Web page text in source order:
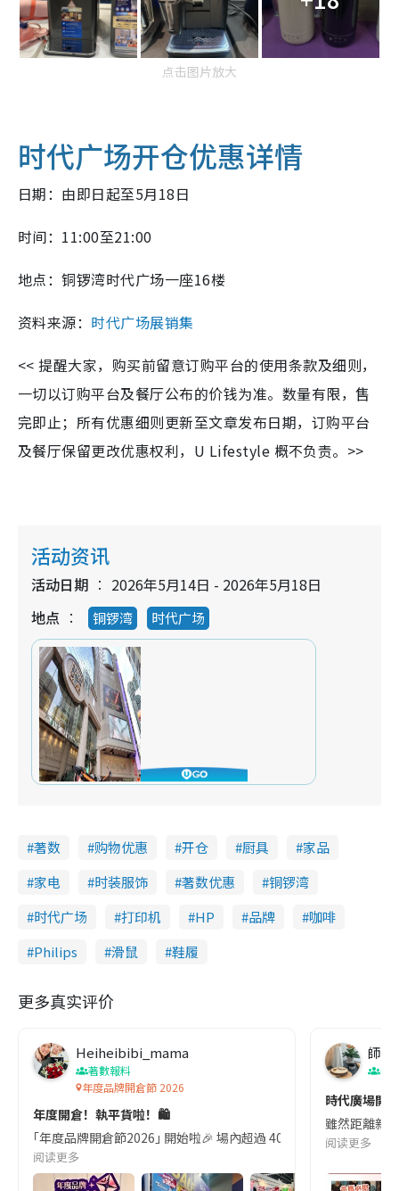
点击图片放大
时代广场开仓优惠详情
日期：由即日起至5月18日
时间：11:00至21:00
地点：铜锣湾时代广场一座16楼
资料来源： 时代广场展销集
<< 提醒大家，购买前留意订购平台的使用条款及细则，
一切以订购平台及餐厅公布的价钱为准。数量有限，售
完即止；所有优惠细则更新至文章发布日期，订购平台
及餐厅保留更改优惠权利，U Lifestyle 概不负责。>>
活动资讯
活动日期
2026年5月14日 - 2026年5月18日
地点
铜锣湾 时代广场
著数 购物优惠 开仓 厨具
家品
家电
时装服饰 著数优惠
铜锣湾
时代广场
打印机 HP 品牌
咖啡
Philips
滑鼠 鞋履
更多真实评价
Heiheibibi_mama
著數報料
年度品牌開倉節 2026
年度開倉！執平貨啦！🛍️
｢年度品牌開倉節2026｣ 開始啦🎉 場內超過 400 個展檔,多款高
阅读更多
師奶
親
時代廣場開
雖然距離新
阅读更多